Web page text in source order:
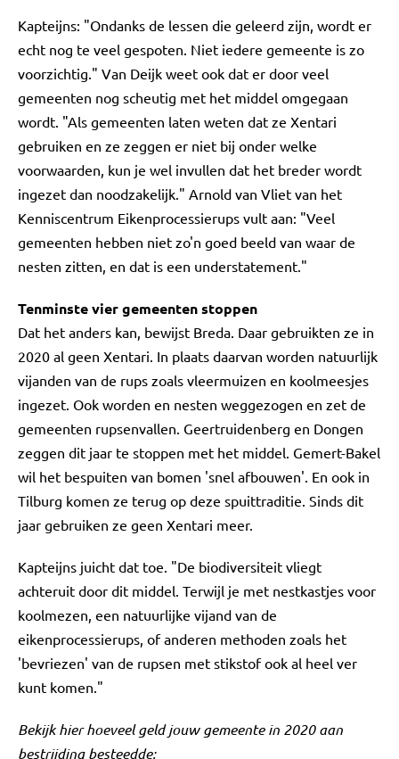
Kapteijns: "Ondanks de lessen die geleerd zijn, wordt er
echt nog te veel gespoten. Niet iedere gemeente is zo
voorzichtig." Van Deijk weet ook dat er door veel
gemeenten nog scheutig met het middel omgegaan
wordt. "Als gemeenten laten weten dat ze Xentari
gebruiken en ze zeggen er niet bij onder welke
voorwaarden, kun je wel invullen dat het breder wordt
ingezet dan noodzakelijk." Arnold van Vliet van het
Kenniscentrum Eikenprocessierups vult aan: "Veel
gemeenten hebben niet zo'n goed beeld van waar de
nesten zitten, en dat is een understatement."
Tenminste vier gemeenten stoppen
Dat het anders kan, bewijst Breda. Daar gebruikten ze in
2020 al geen Xentari. In plaats daarvan worden natuurlijk
vijanden van de rups zoals vleermuizen en koolmeesjes
ingezet. Ook worden en nesten weggezogen en zet de
gemeenten rupsenvallen. Geertruidenberg en Dongen
zeggen dit jaar te stoppen met het middel. Gemert-Bakel
wil het bespuiten van bomen 'snel afbouwen'. En ook in
Tilburg komen ze terug op deze spuittraditie. Sinds dit
jaar gebruiken ze geen Xentari meer.
Kapteijns juicht dat toe. "De biodiversiteit vliegt
achteruit door dit middel. Terwijl je met nestkastjes voor
koolmezen, een natuurlijke vijand van de
eikenprocessierups, of anderen methoden zoals het
'bevriezen' van de rupsen met stikstof ook al heel ver
kunt komen."
Bekijk hier hoeveel geld jouw gemeente in 2020 aan
bestrijding besteedde: